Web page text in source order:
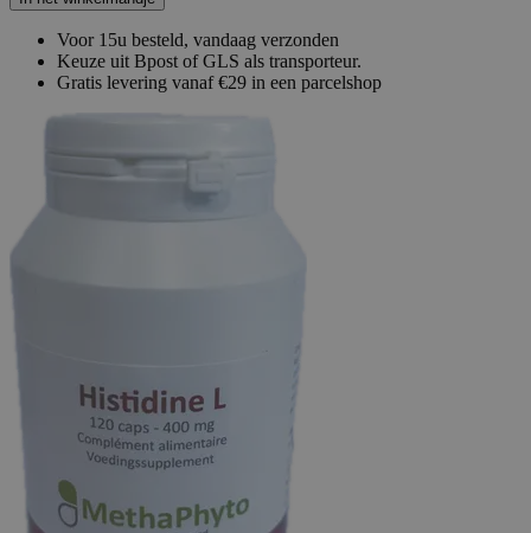
Voor 15u besteld, vandaag verzonden
Keuze uit Bpost of GLS als transporteur.
Gratis levering vanaf €29 in een parcelshop